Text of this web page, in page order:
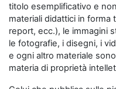
titolo esemplificativo e
materiali didattici in
report, ecc.), le immagini
le fotografie, i disegni, i
e ogni altro materiale
materia di proprietà